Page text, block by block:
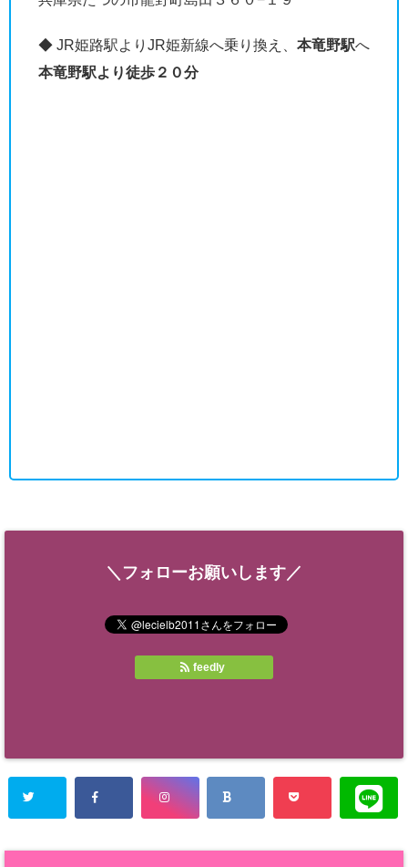
◆ JR姫路駅よりJR姫新線へ乗り換え、 本竜野駅へ
本竜野駅より徒歩２０分
＼フォローお願いします／
feedly